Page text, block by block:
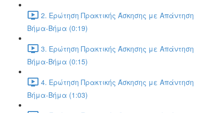
2. Ερώτηση Πρακτικής Άσκησης με Απάντηση
Βήμα-Βήμα (0:19)
3. Ερώτηση Πρακτικής Άσκησης με Απάντηση
Βήμα-Βήμα (0:15)
4. Ερώτηση Πρακτικής Άσκησης με Απάντηση
Βήμα-Βήμα (1:03)